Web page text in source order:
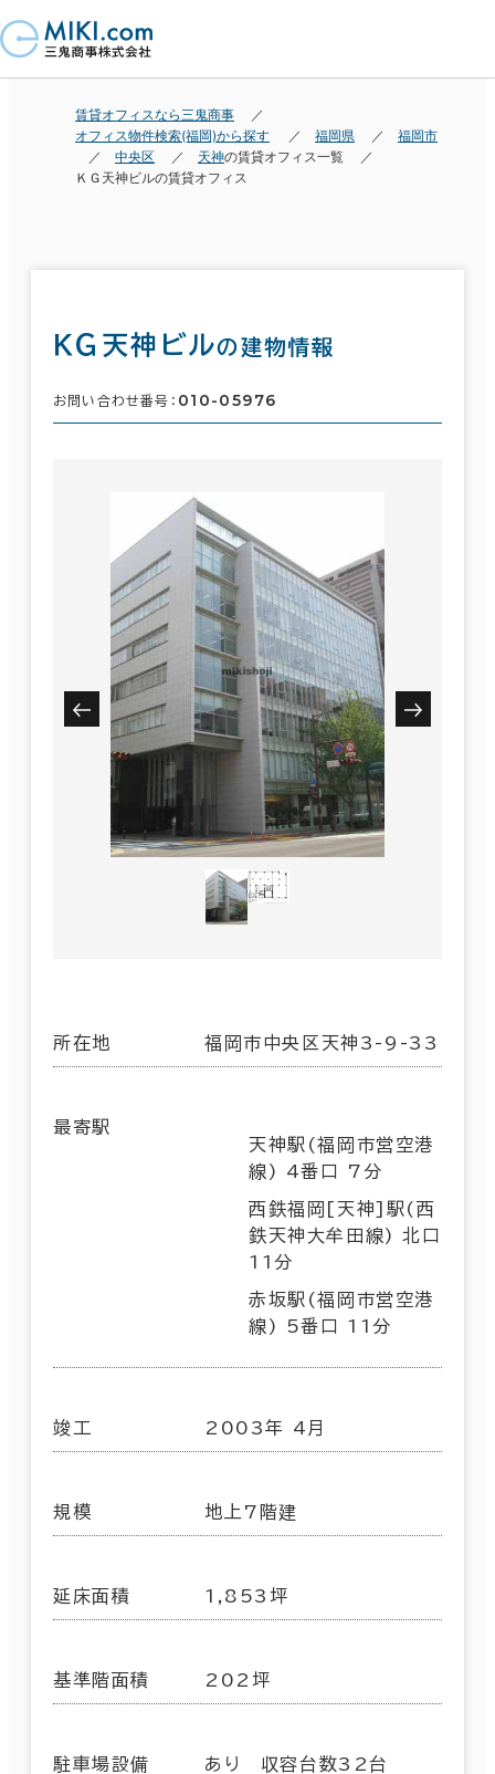
賃貸オフィスなら三鬼商事
オフィス物件検索(福岡)から探す
福岡県
福岡市
中央区
天神の賃貸オフィス一覧
ＫＧ天神ビルの賃貸オフィス
ＫＧ天神ビルの建物情報
お問い合わせ番号： 010-05976
所在地 福岡市中央区天神3-9-33
最寄駅
天神駅(福岡市営空港
線) 4番口 7分
西鉄福岡[天神]駅(西
鉄天神大牟田線) 北口
11分
赤坂駅(福岡市営空港
線) 5番口 11分
竣工 2003年 4月
規模 地上7階建
延床面積 1,853坪
基準階面積 202坪
駐車場設備 あり 収容台数32台